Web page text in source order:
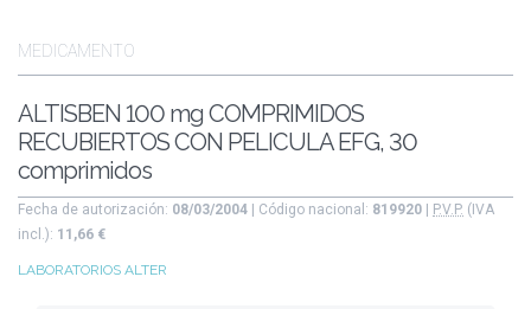
MEDICAMENTO
ALTISBEN 100 mg COMPRIMIDOS
RECUBIERTOS CON PELICULA EFG, 30
comprimidos
Fecha de autorización: 08/03/2004 | Código nacional: 819920 P.V.P. (IVA
incl.): 11,66 €
LABORATORIOS ALTER